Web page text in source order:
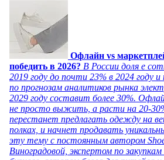
Офлайн vs
победить в 2026? В России доля e
2019 году до почти 23% в 2024 году
по прогнозам аналитиков рынка
2029 году составит более 30%.
не просто выжить, а расти на 20-
перестанет предлагать одежду на
полках, и начнет продавать
эту тему с постоянным автором
Виноградовой, экспертом по